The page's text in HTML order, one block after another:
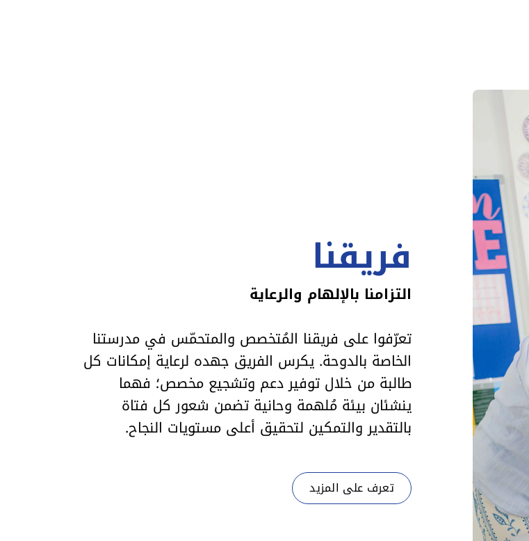
فريقنا
التزامنا بالإلهام والرعاية
تعرّفوا على فريقنا المُتخصص والمتحمّس في مدرستنا
الخاصة بالدوحة. يكرس الفريق جهده لرعاية إمكانات كل
طالبة من خلال توفير دعم وتشجيع مخصص؛ فهما
ينشئان بيئة مُلهمة وحانية تضمن شعور كل فتاة
بالتقدير والتمكين لتحقيق أعلى مستويات النجاح.
تعرف على المزيد